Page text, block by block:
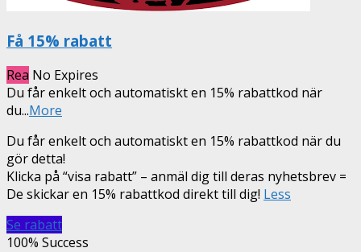
Få 15% rabatt
Rea No Expires
Du får enkelt och automatiskt en 15% rabattkod när
du...More
Du får enkelt och automatiskt en 15% rabattkod när du
gör detta!
Klicka på “visa rabatt” – anmäl dig till deras nyhetsbrev =
De skickar en 15% rabattkod direkt till dig! Less
Se rabatt
100% Success